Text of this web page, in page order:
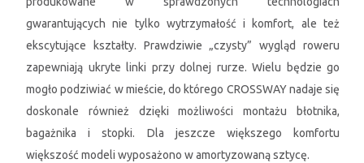
gwarantujących nie tylko wytrzymałość i komfort, ale też
ekscytujące kształty. Prawdziwie „czysty” wygląd roweru
zapewniają ukryte linki przy dolnej rurze. Wielu będzie go
mogło podziwiać w mieście, do którego CROSSWAY nadaje się
doskonale również dzięki możliwości montażu błotnika,
bagażnika i stopki. Dla jeszcze większego komfortu
większość modeli wyposażono w amortyzowaną sztycę.